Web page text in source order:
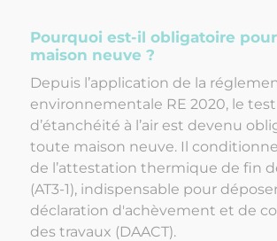
Pourquoi est-il obligatoire
maison neuve ?
Depuis l’application de la
environnementale RE 2020, le test
d’étanchéité à l’air est devenu
toute maison neuve. Il
de l’attestation thermique de fin
(AT3-1), indispensable pour
déclaration d'achèvement et de
des travaux (DAACT).